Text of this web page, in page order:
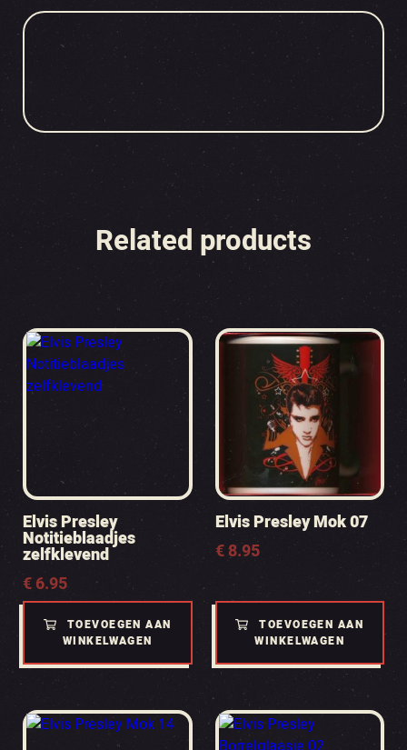
Related products
Elvis Presley
Notitieblaadjes
zelfklevend
€6.95
TOEVOEGEN AAN
WINKELWAGEN
Elvis Presley Mok 07
€8.95
TOEVOEGEN AAN
WINKELWAGEN